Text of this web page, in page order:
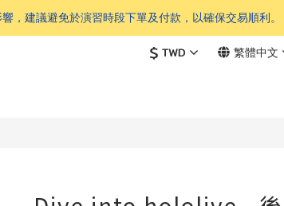
建議避免於演習時段下單及付款，以確保交易順利。
$ TWD 繁體中文